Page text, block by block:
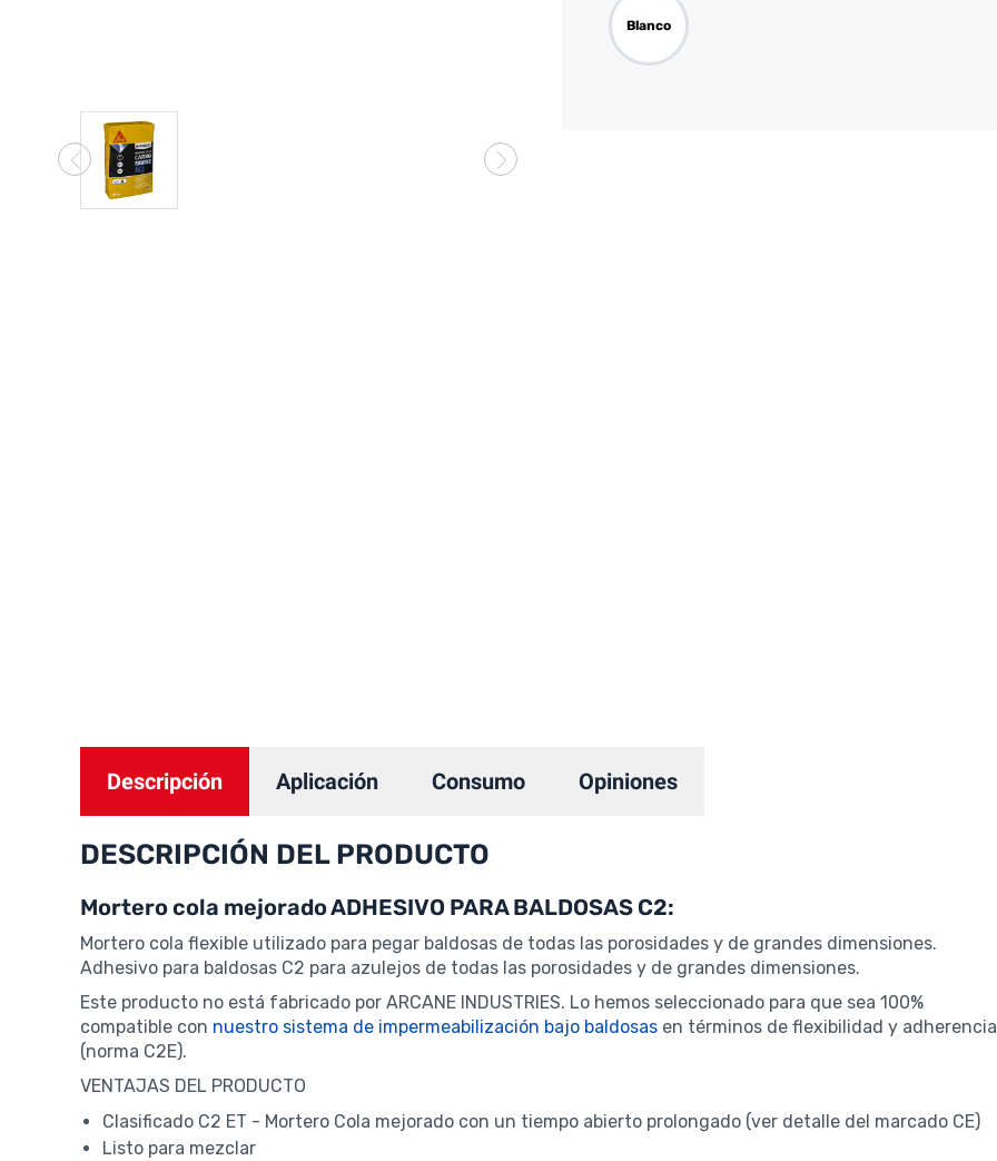
Blanco
Descripción Aplicación Consumo Opiniones
DESCRIPCIÓN DEL PRODUCTO
Mortero cola mejorado ADHESIVO PARA BALDOSAS C2:
Mortero cola flexible utilizado para pegar baldosas de todas las porosidades y de grandes dimensiones.
Adhesivo para baldosas C2 para azulejos de todas las porosidades y de grandes dimensiones.
Este producto no está fabricado por ARCANE INDUSTRIES. Lo hemos seleccionado para que sea 100%
compatible con nuestro sistema de impermeabilización bajo baldosas en términos de flexibilidad y adherencia
(norma C2E).
VENTAJAS DEL PRODUCTO
Clasificado C2 ET - Mortero Cola mejorado con un tiempo abierto prolongado (ver detalle del marcado CE)
Listo para mezclar